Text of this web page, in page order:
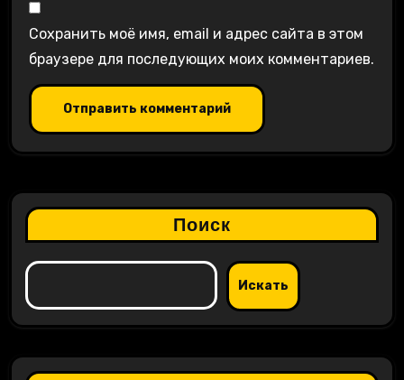
Сохранить моё имя, email и адрес сайта в этом
браузере для последующих моих комментариев.
Поиск
Искать